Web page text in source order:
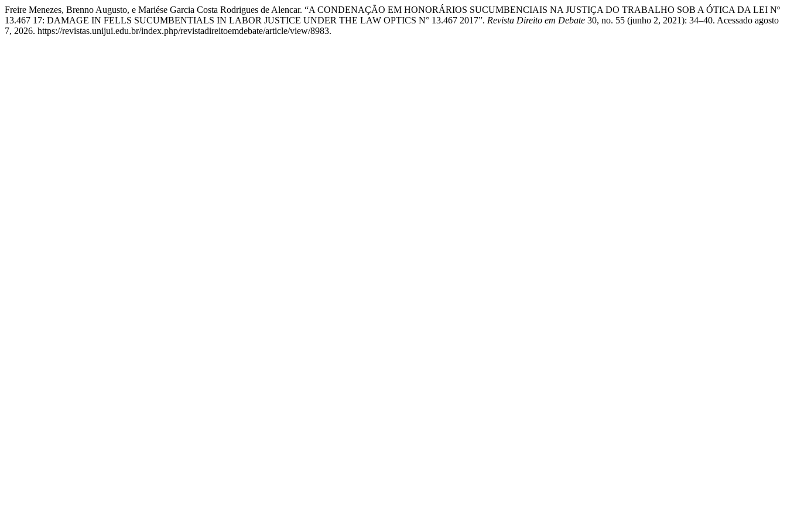
Freire Menezes, Brenno Augusto, e Mariése Garcia Costa Rodrigues de Alencar. “A CONDENAÇÃO EM HONORÁRIOS SUCUMBENCIAIS NA JUSTIÇA DO TRABALHO SOB A ÓTICA DA LEI Nº
13.467 17: DAMAGE IN FELLS SUCUMBENTIALS IN LABOR JUSTICE UNDER THE LAW OPTICS N° 13.467 2017”. Revista Direito em Debate 30, no. 55 (junho 2, 2021): 34–40. Acessado agosto
7, 2026. https://revistas.unijui.edu.br/index.php/revistadireitoemdebate/article/view/8983.